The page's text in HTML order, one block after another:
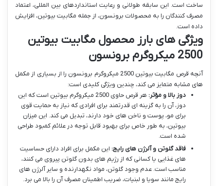
ساخت است. این سابقه طولانی و رعایت استانداردهای بین المللی، اعتماد
مصرف کنندگان را به محصولات برونسون، از جمله مگابیت بیوتین، افزایش
داده است.
ویژگی های بارز محصول مگابیت بیوتین
2500 میکروگرم برونسون
آنچه قرص مگابیت بیوتین 2500 میکروگرم برونسون را از بسیاری از مکمل
های مشابه متمایز می کند، چندین ویژگی کلیدی است:
دوز بالا و مؤثر:
هر قرص حاوی 2500 میکروگرم بیوتین است که این
دوز، آن را به گزینه ای قدرتمند برای افرادی که نیاز به حمایت قوی
برای مو، پوست و ناخن های خود دارند، تبدیل می کند. این میزان
بیوتین، به طور خاص برای بهبود قابل توجه در علائم کمبود طراحی
شده است.
فاقد گلوتن و آلرژن های رایج: این مکمل برای افراد دارای حساسیت
های غذایی یا کسانی که از رژیم های بدون گلوتن پیروی می کنند،
مناسب است. عدم وجود گلوتن، مواد نگهدارنده و سایر آلرژن های
رایج مانند سویا و لبنیات، ضریب اطمینان مصرف آن را بالا می برد.